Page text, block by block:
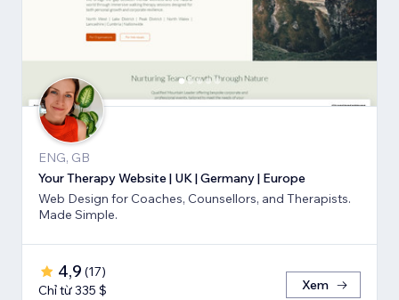
ENG, GB
Your Therapy Website | UK | Germany | Europe
Web Design for Coaches, Counsellors, and Therapists.
Made Simple.
4,9 (17)
Chỉ từ 335 $
Xem